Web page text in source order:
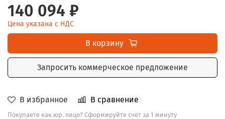
В избранное В сравнение
Покупаете как юр. лицо? Сформируйте счёт за 1 минуту
140 094 ₽
Цена указана с НДС
В корзину
Запросить коммерческое предложение